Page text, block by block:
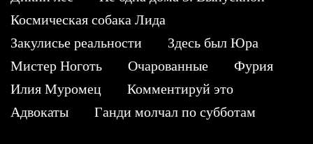
Космическая собака Лида
Закулисье реальности
Здесь был Юра
Мистер Ноготь
Очарованные
Фурия
Илия Муромец
Комментируй это
Адвокаты
Ганди молчал по субботам